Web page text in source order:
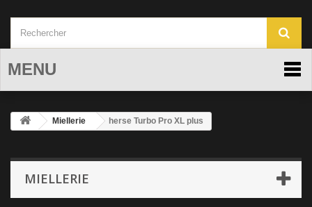
MENU
Miellerie herse Turbo Pro XL plus
MIELLERIE